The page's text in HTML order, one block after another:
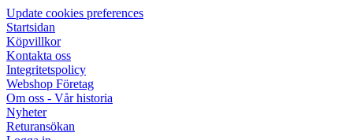
Update cookies preferences
Startsidan
Köpvillkor
Kontakta oss
Integritetspolicy
Webshop Företag
Om oss - Vår historia
Nyheter
Returansökan